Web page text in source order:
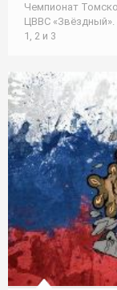
Чемпионат
ЦВВС
1, 2 и 3